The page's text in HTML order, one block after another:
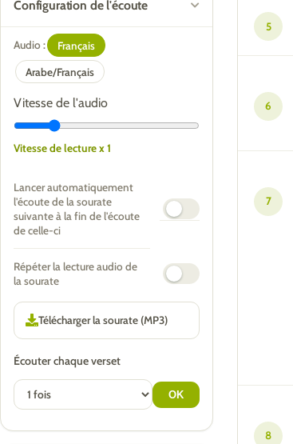
Configuration de l'écoute
Audio : Français
Arabe/Français
Vitesse de l'audio
Vitesse de lecture x 1
Lancer automatiquement
l'écoute de la sourate
suivante à la fin de l'écoute
de celle-ci
Répéter la lecture audio de
la sourate
Écouter chaque verset
5
6
7
8